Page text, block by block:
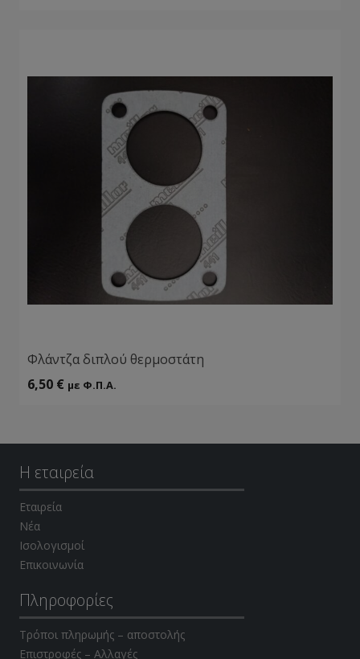
Φλάντζα διπλού θερμοστάτη
6,50 € με Φ.Π.Α.
Η εταιρεία
Εταιρεία
Νέα
Ισολογισμοί
Επικοινωνία
Πληροφορίες
Τρόποι πληρωμής – αποστολής
Επιστροφές – Αλλαγές